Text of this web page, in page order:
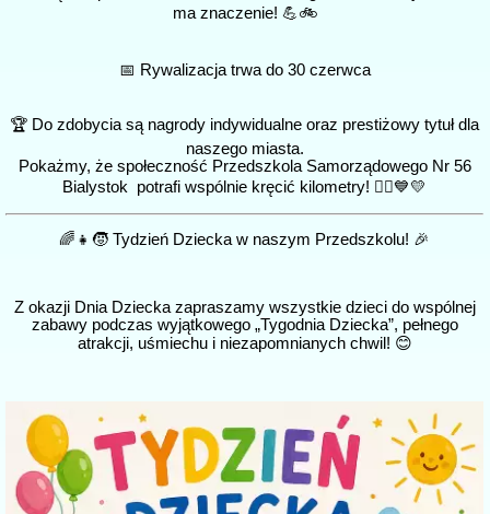
ma znaczenie! 💪🚲
📅 Rywalizacja trwa do 30 czerwca
🏆 Do zdobycia są nagrody indywidualne oraz prestiżowy tytuł dla
naszego miasta.
Pokażmy, że społeczność Przedszkola Samorządowego Nr 56
Bialystok potrafi wspólnie kręcić kilometry! 🚴‍♀️💙💛
🌈👧🧒 Tydzień Dziecka w naszym Przedszkolu! 🎉
Z okazji Dnia Dziecka zapraszamy wszystkie dzieci do wspólnej
zabawy podczas wyjątkowego „Tygodnia Dziecka”, pełnego
atrakcji, uśmiechu i niezapomnianych chwil! 😊